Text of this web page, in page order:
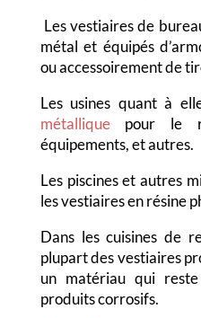
Les vestiaires de
métal et équipés
ou accessoirement de
Les usines quant à
métalliquepour le
équipements, et autres.
Les piscines et autres
les vestiaires en résine
Dans les cuisines de
plupart des vestiaires
un matériau qui
produits corrosifs.